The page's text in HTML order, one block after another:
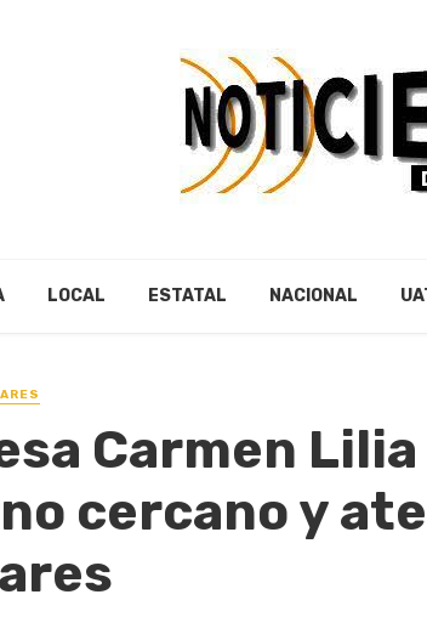
LOCAL ESTATAL NACIONAL
Carmen
cercano y